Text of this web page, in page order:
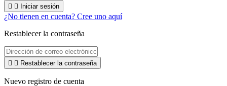
  Iniciar sesión
¿No tienen en cuenta? Cree uno aquí
Restablecer la contraseña
  Restablecer la contraseña
Nuevo registro de cuenta